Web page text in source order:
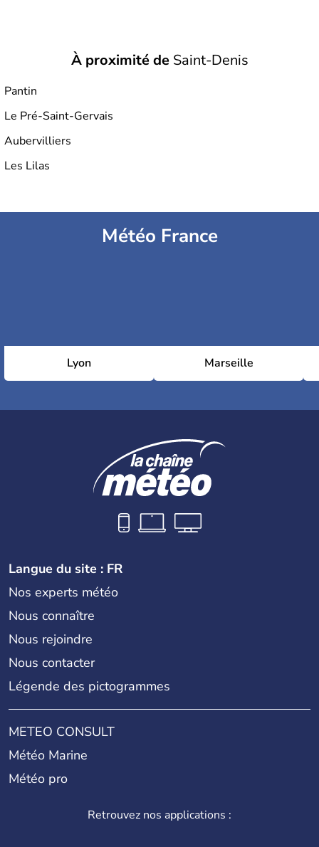
À proximité deSaint-Denis
Pantin
Le Pré-Saint-Gervais
Aubervilliers
Les Lilas
Météo France
Lyon Marseille
Langue du site : FR
Nos experts météo
Nous connaître
Nous rejoindre
Nous contacter
Légende des pictogrammes
METEO CONSULT
Météo Marine
Météo pro
Retrouvez nos applications :